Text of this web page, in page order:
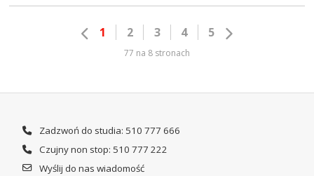
1 2 3 4 5
77 na 8 stronach
Zadzwoń do studia: 510 777 666
Czujny non stop: 510 777 222
Wyślij do nas wiadomość